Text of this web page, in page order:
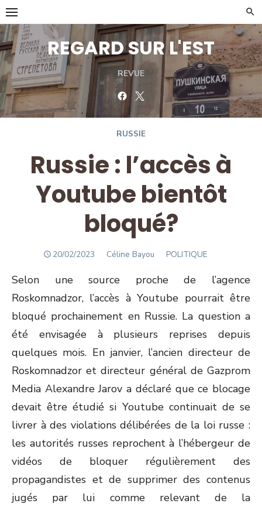
Skip
to
content
REGARD SUR L'EST
REVUE
FacebookTwitter
RUSSIE
Russie : l’accès à
Youtube bientôt
bloqué?
POSTED
20/02/2023 Author
Céline Bayou POLITIQUE
Selon une source proche de l’agence
Roskomnadzor, l’accès à Youtube pourrait être
bloqué prochainement en Russie. La question a
été envisagée à plusieurs reprises depuis
quelques mois. En janvier, l’ancien directeur de
Roskomnadzor et directeur général de Gazprom
Media Alexandre Jarov a déclaré que ce blocage
devait être étudié si Youtube continuait de se
livrer à des violations délibérées de la loi russe :
les autorités russes reprochent à l’hébergeur de
vidéos de bloquer régulièrement des
propagandistes et de supprimer des contenus
jugés par lui comme relevant de la